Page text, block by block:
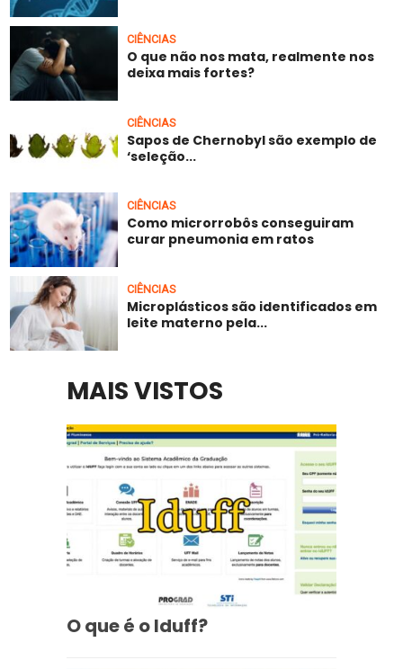
CIÊNCIAS
O que não nos mata, realmente nos
deixa mais fortes?
CIÊNCIAS
Sapos de Chernobyl são exemplo de
‘seleção...
CIÊNCIAS
Como microrrobôs conseguiram
curar pneumonia em ratos
CIÊNCIAS
Microplásticos são identificados em
leite materno pela...
MAIS VISTOS
O que é o Iduff?